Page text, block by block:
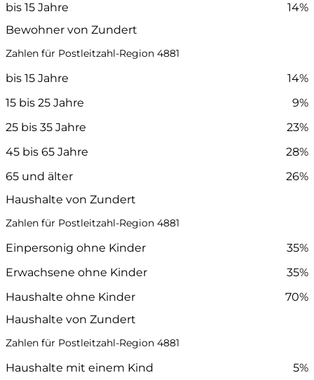
bis 15 Jahre
14%
Bewohner von Zundert
Zahlen für Postleitzahl-Region 4881
bis 15 Jahre
14%
15 bis 25 Jahre
9%
25 bis 35 Jahre
23%
45 bis 65 Jahre
28%
65 und älter
26%
Haushalte von Zundert
Zahlen für Postleitzahl-Region 4881
Einpersonig ohne Kinder
35%
Erwachsene ohne Kinder
35%
Haushalte ohne Kinder
70%
Haushalte von Zundert
Zahlen für Postleitzahl-Region 4881
Haushalte mit einem Kind
5%